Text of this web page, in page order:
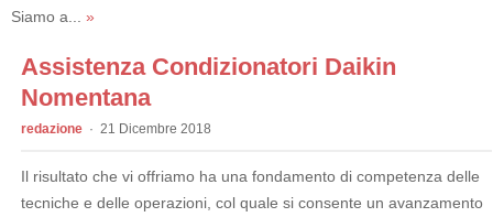
Siamo a... »
Assistenza Condizionatori Daikin
Nomentana
redazione 21 Dicembre 2018
Il risultato che vi offriamo ha una fondamento di competenza delle
tecniche e delle operazioni, col quale si consente un avanzamento